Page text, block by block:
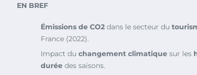
EN BREF
Émissions de CO2 dans le secteur du
France (2022).
Impact du changement climatique sur les
durée des saisons.